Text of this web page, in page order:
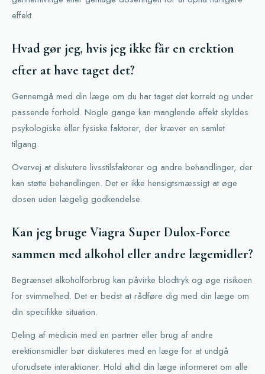
effekt.
Hvad gør jeg, hvis jeg ikke får en erektion
efter at have taget det?
Gennemgå med din læge om du har taget det korrekt og under
passende forhold. Nogle gange kan manglende effekt skyldes
psykologiske eller fysiske faktorer, der kræver en samlet
tilgang.
Overvej at diskutere livsstilsfaktorer og andre behandlinger, der
kan støtte behandlingen. Det er ikke hensigtsmæssigt at øge
dosen uden lægelig godkendelse.
Kan jeg bruge Viagra Super Dulox-Force
sammen med alkohol eller andre lægemidler?
Begrænset alkoholforbrug kan påvirke blodtryk og øge risikoen
for svimmelhed. Det er bedst at rådføre dig med din læge om
din specifikke situation.
Deling af medicin med en partner eller brug af andre
erektionsmidler bør diskuteres med en læge for at undgå
uforudsete interaktioner. Hold altid din læge informeret om alle